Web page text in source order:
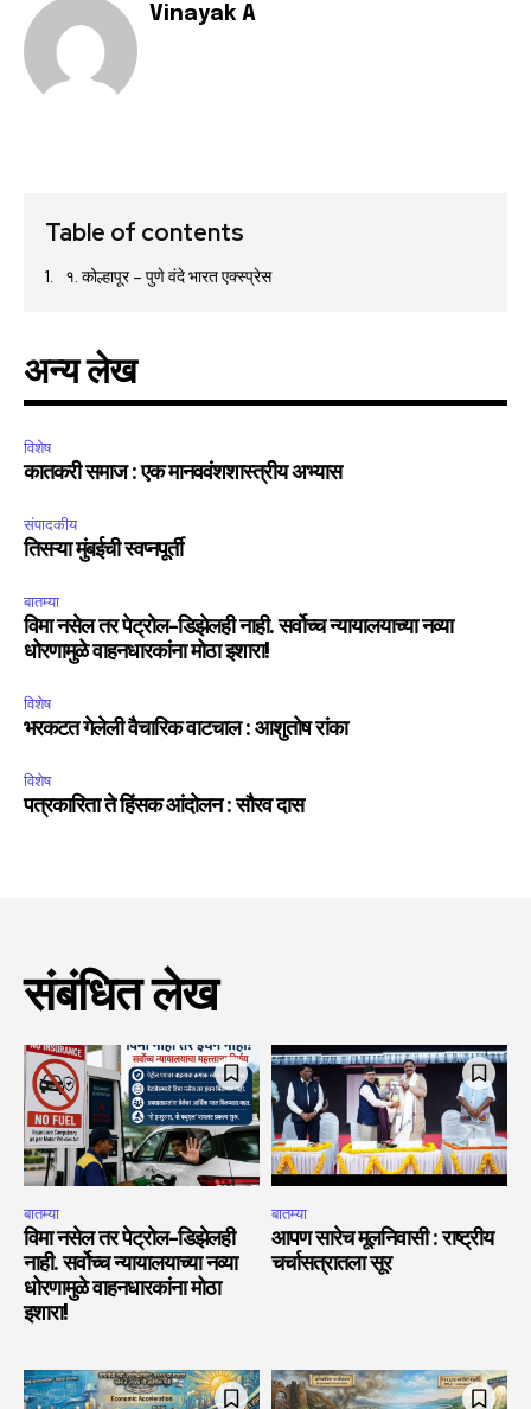
Vinayak A
Table of contents
१. कोल्हापूर – पुणे वंदे भारत एक्स्प्रेस
अन्य लेख
विशेष
कातकरी समाज : एक मानववंशशास्त्रीय अभ्यास
संपादकीय
तिसऱ्या मुंबईची स्वप्नपूर्ती
बातम्या
विमा नसेल तर पेट्रोल-डिझेलही नाही. सर्वोच्च न्यायालयाच्या नव्या
धोरणामुळे वाहनधारकांना मोठा इशारा!
विशेष
भरकटत गेलेली वैचारिक वाटचाल : आशुतोष रांका
विशेष
पत्रकारिता ते हिंसक आंदोलन : सौरव दास
संबंधित लेख
बातम्या
विमा नसेल तर पेट्रोल-डिझेलही
नाही. सर्वोच्च न्यायालयाच्या नव्या
धोरणामुळे वाहनधारकांना मोठा
इशारा!
बातम्या
आपण सारेच मूलनिवासी : राष्ट्रीय
चर्चासत्रातला सूर